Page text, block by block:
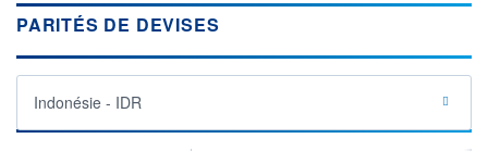
PARITÉS DE DEVISES
Indonésie - IDR